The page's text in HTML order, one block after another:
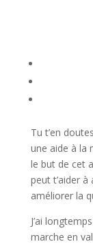
Tu t’en
une aide à la
le but de cet
peut t’aider
améliorer la
J’ai
marche en